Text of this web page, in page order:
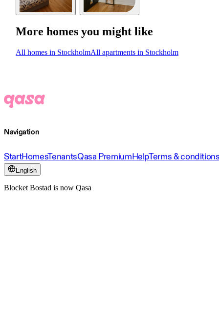
More homes you might like
All homes in StockholmAll apartments in Stockholm
Navigation
StartHomesTenantsQasa PremiumHelpTerms &
English
Blocket Bostad is now Qasa